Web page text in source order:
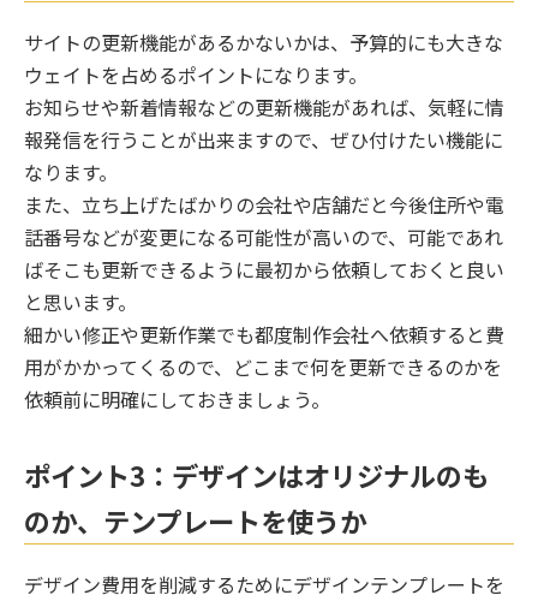
サイトの更新機能があるかないかは、予算的にも大きな
ウェイトを占めるポイントになります。
お知らせや新着情報などの更新機能があれば、気軽に情
報発信を行うことが出来ますので、ぜひ付けたい機能に
なります。
また、立ち上げたばかりの会社や店舗だと今後住所や電
話番号などが変更になる可能性が高いので、可能であれ
ばそこも更新できるように最初から依頼しておくと良い
と思います。
細かい修正や更新作業でも都度制作会社へ依頼すると費
用がかかってくるので、どこまで何を更新できるのかを
依頼前に明確にしておきましょう。
ポイント3：デザインはオリジナルのも
のか、テンプレートを使うか
デザイン費用を削減するためにデザインテンプレートを